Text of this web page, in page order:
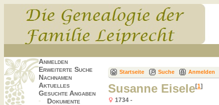
Anmelden
Erweiterte Suche
Nachnamen
Aktuelles
Gesuchte Angaben
Dokumente
Startseite Suche Anmelden
Susanne Eisele[1]
1734 -